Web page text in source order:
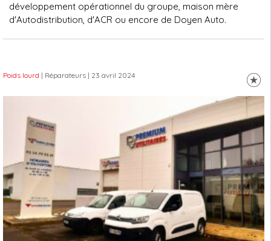
développement opérationnel du groupe, maison mère
d'Autodistribution, d'ACR ou encore de Doyen Auto.
Poids lourd | Réparateurs | 23 avril 2024